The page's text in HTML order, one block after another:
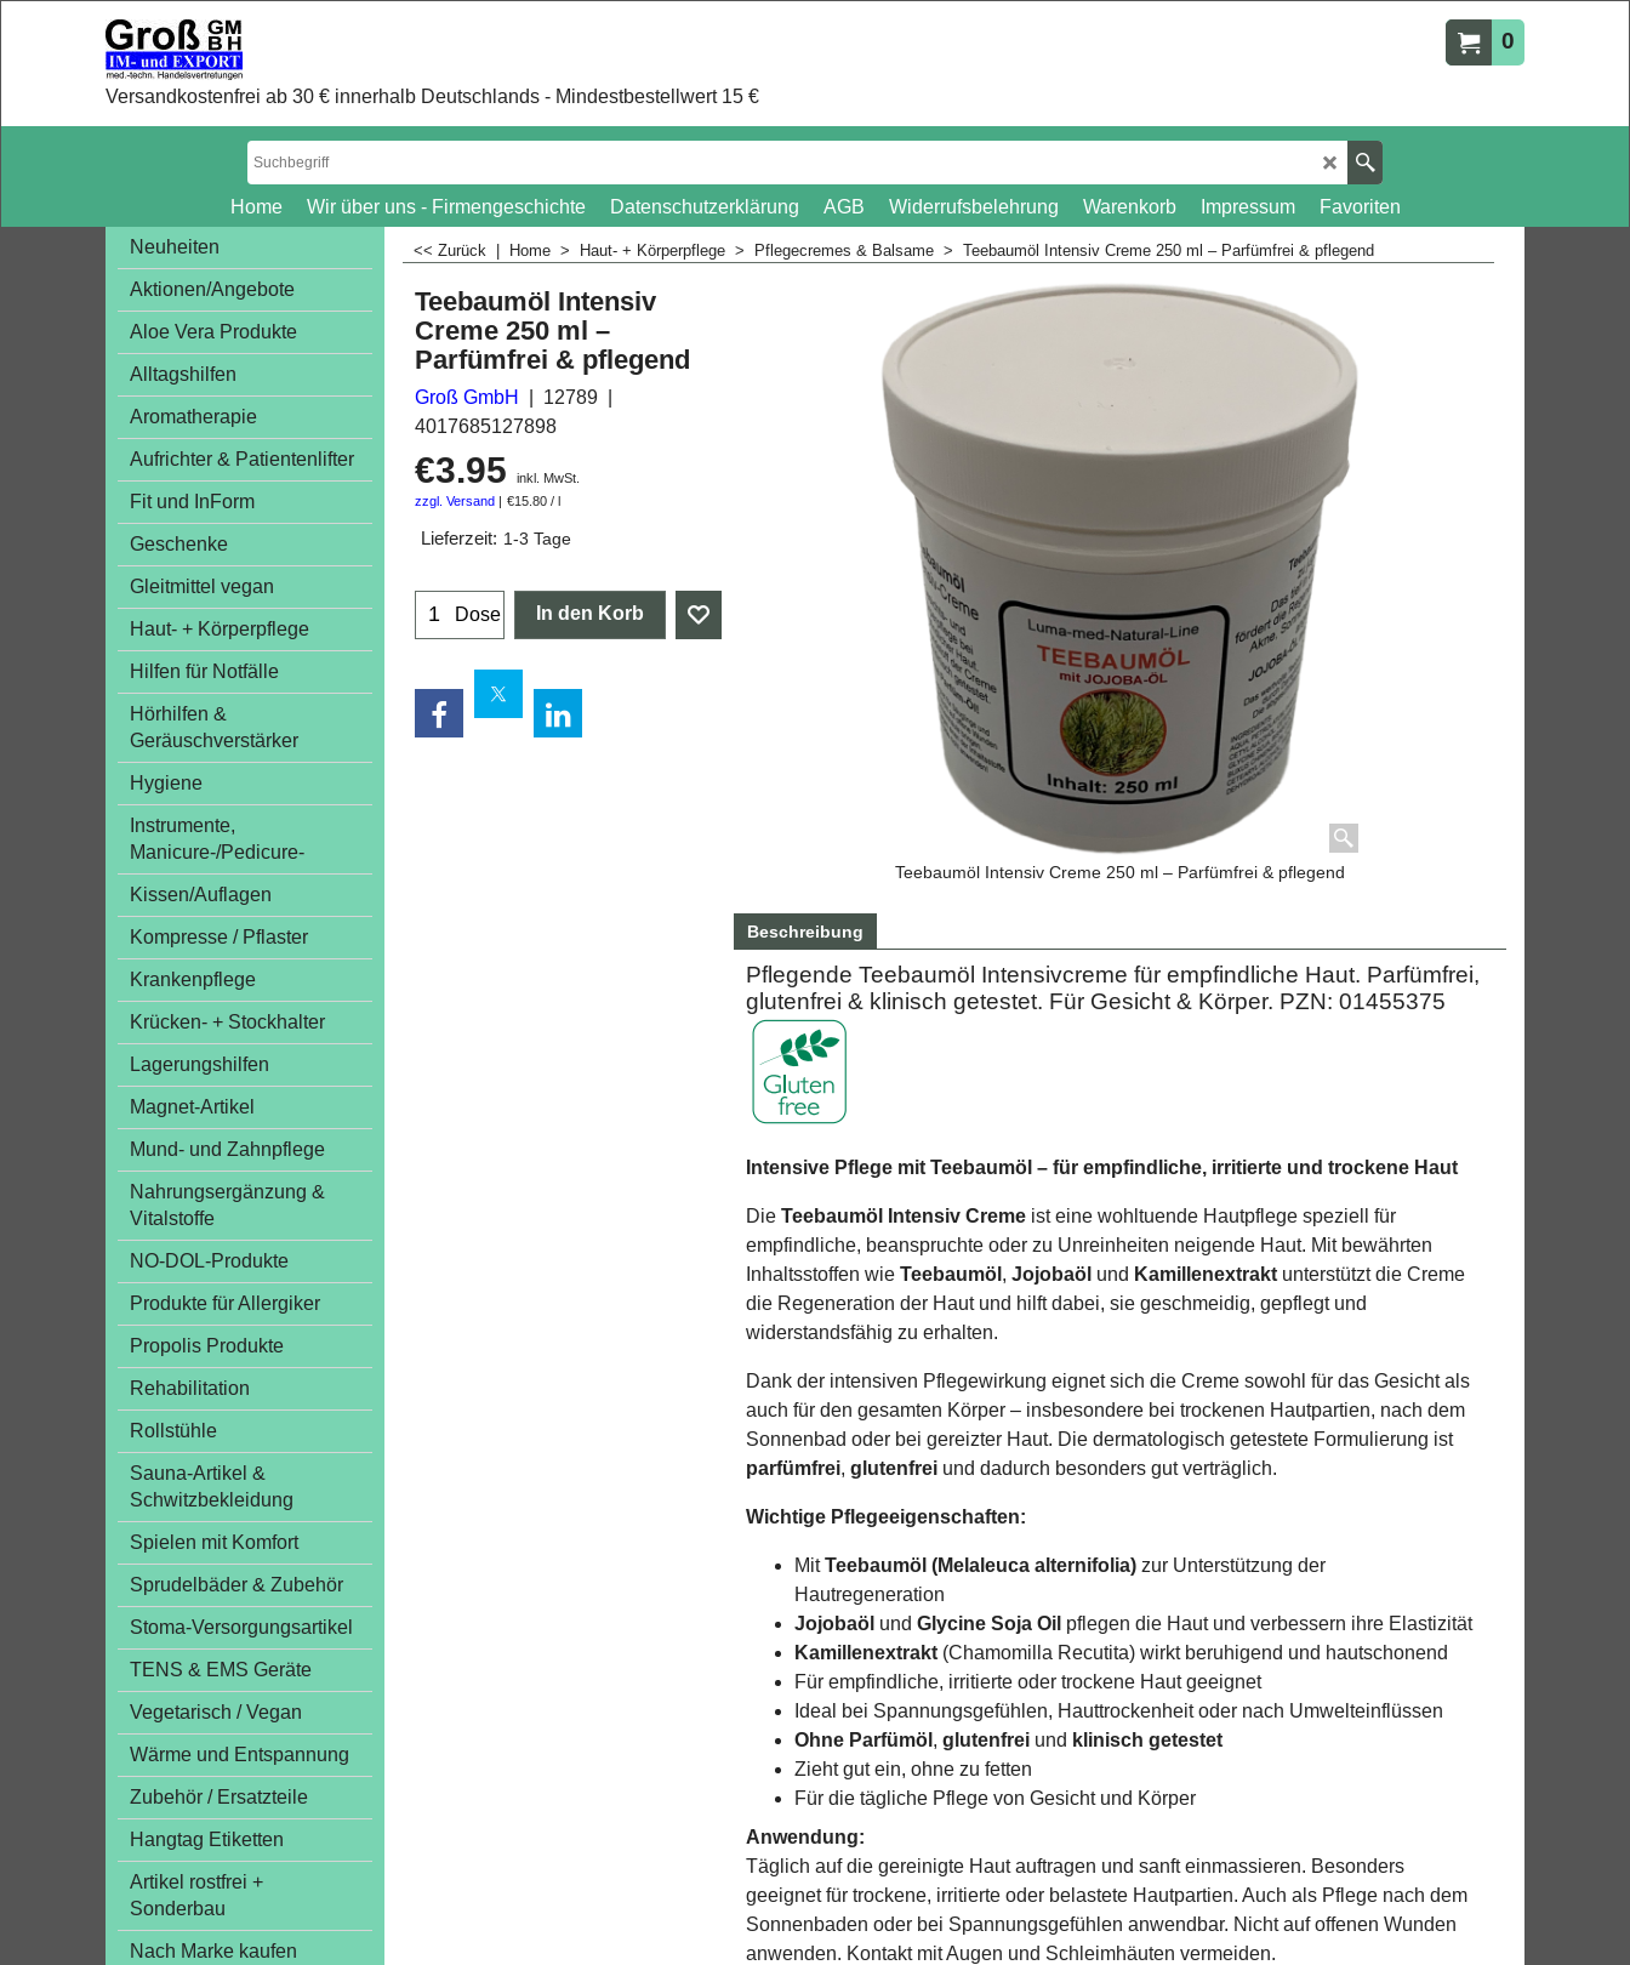
0
Versandkostenfrei ab 30 € innerhalb Deutschlands - Mindestbestellwert 15 €
Home Wir über uns - Firmengeschichte Datenschutzerklärung AGB Widerrufsbelehrung Warenkorb Impressum
Favoriten
Neuheiten
Aktionen/Angebote
Aloe Vera Produkte
Alltagshilfen
Aromatherapie
Aufrichter & Patientenlifter
Fit und InForm
Geschenke
Gleitmittel vegan
Haut- + Körperpflege
Hilfen für Notfälle
Hörhilfen &
Geräuschverstärker
Hygiene
Instrumente,
Manicure-/Pedicure-
Kissen/Auflagen
Kompresse / Pflaster
Krankenpflege
Krücken- + Stockhalter
Lagerungshilfen
Magnet-Artikel
Mund- und Zahnpflege
Nahrungsergänzung &
Vitalstoffe
NO-DOL-Produkte
Produkte für Allergiker
Propolis Produkte
Rehabilitation
Rollstühle
Sauna-Artikel &
Schwitzbekleidung
Spielen mit Komfort
Sprudelbäder & Zubehör
Stoma-Versorgungsartikel
TENS & EMS Geräte
Vegetarisch / Vegan
Wärme und Entspannung
Zubehör / Ersatzteile
Hangtag Etiketten
Artikel rostfrei +
Sonderbau
Nach Marke kaufen
<< Zurück Home > Haut- + Körperpflege > Pflegecremes & Balsame > Teebaumöl Intensiv Creme 250 ml – Parfümfrei & pflegend
Teebaumöl Intensiv Creme 250 ml – Parfümfrei & pflegend
Teebaumöl Intensiv
Creme 250 ml –
Parfümfrei & pflegend
Groß GmbH
12789
4017685127898
€3.95
inkl. MwSt.
zzgl. Versand
€15.80 / l
Lieferzeit: 1-3 Tage
Dose In den Korb
Beschreibung
Pflegende Teebaumöl Intensivcreme für empfindliche Haut. Parfümfrei,
glutenfrei & klinisch getestet. Für Gesicht & Körper. PZN: 01455375
Intensive Pflege mit Teebaumöl – für empfindliche, irritierte und trockene Haut
Die Teebaumöl Intensiv Creme ist eine wohltuende Hautpflege speziell für
empfindliche, beanspruchte oder zu Unreinheiten neigende Haut. Mit bewährten
Inhaltsstoffen wie Teebaumöl , Jojobaöl und Kamillenextrakt unterstützt die Creme
die Regeneration der Haut und hilft dabei, sie geschmeidig, gepflegt und
widerstandsfähig zu erhalten.
Dank der intensiven Pflegewirkung eignet sich die Creme sowohl für das Gesicht als
auch für den gesamten Körper – insbesondere bei trockenen Hautpartien, nach dem
Sonnenbad oder bei gereizter Haut. Die dermatologisch getestete Formulierung ist
parfümfrei, glutenfrei und dadurch besonders gut verträglich.
Wichtige Pflegeeigenschaften:
MitTeebaumöl (Melaleuca alternifolia) zur Unterstützung der
Hautregeneration
Jojobaöl und Glycine Soja Oil pflegen die Haut und verbessern ihre Elastizität
Kamillenextrakt (Chamomilla Recutita) wirkt beruhigend und hautschonend
Für empfindliche, irritierte oder trockene Haut geeignet
Ideal bei Spannungsgefühlen, Hauttrockenheit oder nach Umwelteinflüssen
Ohne Parfümöl , glutenfrei und klinisch getestet
Zieht gut ein, ohne zu fetten
Für die tägliche Pflege von Gesicht und Körper
Anwendung:
Täglich auf die gereinigte Haut auftragen und sanft einmassieren. Besonders
geeignet für trockene, irritierte oder belastete Hautpartien. Auch als Pflege nach dem
Sonnenbaden oder bei Spannungsgefühlen anwendbar. Nicht auf offenen Wunden
anwenden. Kontakt mit Augen und Schleimhäuten vermeiden.